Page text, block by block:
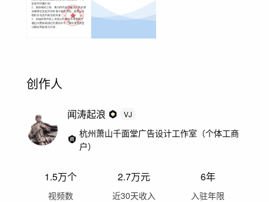
创作人
闻涛起浪 VJ
杭州萧山千面堂广告设计工作室（个体工商
户）
1.5万个
视频数
2.7万元
近30天收入
6年
入驻年限